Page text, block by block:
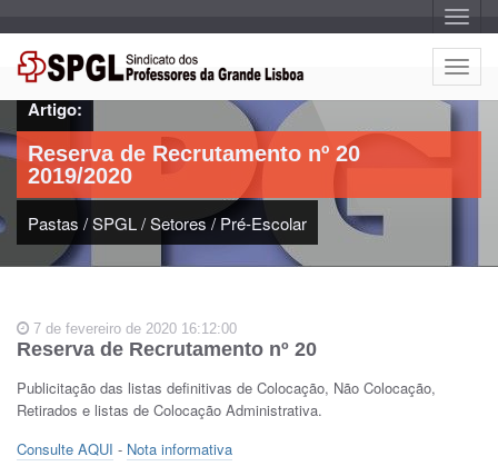
A
l
t
e
r
a
g
o
A
l
t
e
a
a
Artigo:
Reserva de Recrutamento nº 20
2019/2020
Pastas /SPGL/Setores/Pré-Escolar
7 de fevereiro de 2020 16:12:00
Reserva de Recrutamento nº 20
Publicitação das listas definitivas de Colocação, Não Colocação,
Retirados e listas de Colocação Administrativa.
Consulte AQUI - Nota informativa